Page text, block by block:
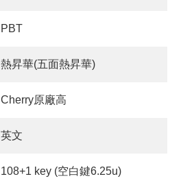
PBT
熱昇華(五面熱昇華)
Cherry原廠高
英文
108+1 key (空白鍵6.25u)